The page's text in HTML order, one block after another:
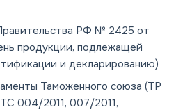
РФ № 2425 от
продукции, подлежащей
и декларированию)
Таможенного союза (ТР
004/2011, 007/2011,